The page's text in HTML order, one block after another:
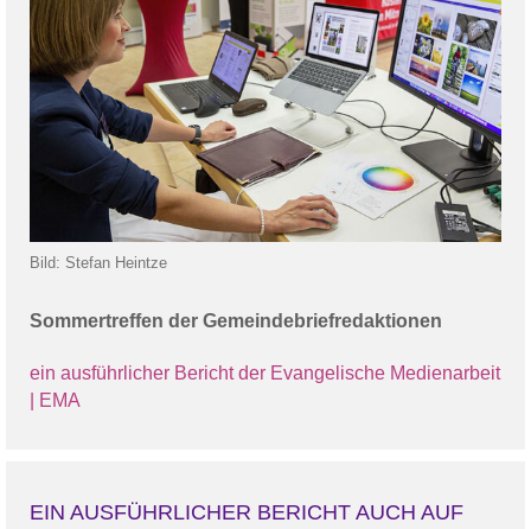
Bild: Stefan Heintze
Sommertreffen der Gemeindebriefredaktionen
ein ausführlicher Bericht der Evangelische Medienarbeit
| EMA
EIN AUSFÜHRLICHER BERICHT AUCH AUF